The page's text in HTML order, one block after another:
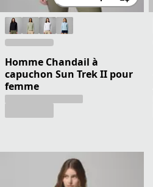
Homme Chandail à
capuchon Sun Trek II pour
femme